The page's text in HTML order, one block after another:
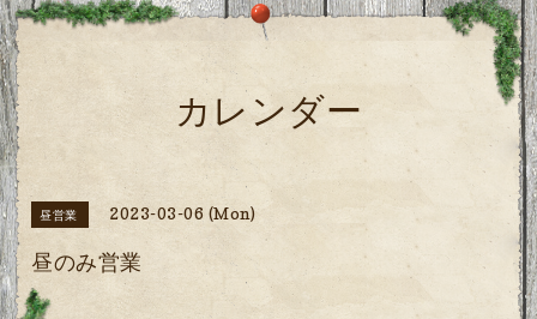
カレンダー
昼営業 2023-03-06 (Mon)
昼のみ営業